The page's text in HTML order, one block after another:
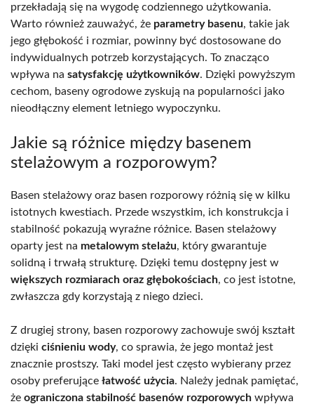
przekładają się na wygodę codziennego użytkowania.
Warto również zauważyć, że parametry basenu, takie jak
jego głębokość i rozmiar, powinny być dostosowane do
indywidualnych potrzeb korzystających. To znacząco
wpływa na satysfakcję użytkowników. Dzięki powyższym
cechom, baseny ogrodowe zyskują na popularności jako
nieodłączny element letniego wypoczynku.
Jakie są różnice między basenem
stelażowym a rozporowym?
Basen stelażowy oraz basen rozporowy różnią się w kilku
istotnych kwestiach. Przede wszystkim, ich konstrukcja i
stabilność pokazują wyraźne różnice. Basen stelażowy
oparty jest na metalowym stelażu, który gwarantuje
solidną i trwałą strukturę. Dzięki temu dostępny jest w
większych rozmiarach oraz głębokościach, co jest istotne,
zwłaszcza gdy korzystają z niego dzieci.
Z drugiej strony, basen rozporowy zachowuje swój kształt
dzięki ciśnieniu wody, co sprawia, że jego montaż jest
znacznie prostszy. Taki model jest często wybierany przez
osoby preferujące łatwość użycia. Należy jednak pamiętać,
że ograniczona stabilność basenów rozporowych wpływa